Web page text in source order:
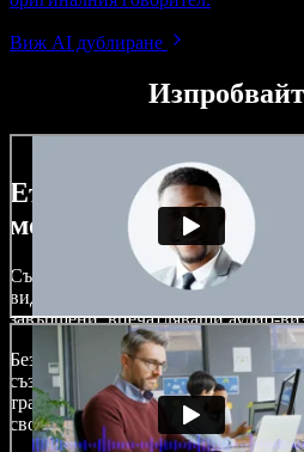
Виж AI дублиране
Ето само малка част
можете да правите
Създавайте дублажи, добавяйте
видео без авторски права,
завършени, впечатляващи аудио-
Без крива на обучение и с достъп
създателите на съдържание вече
традиционните ограничения и да
свои креативни идеи.